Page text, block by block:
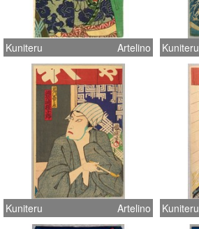
Kuniteru Artelino Kuniteru
Kuniteru Artelino Kuniteru